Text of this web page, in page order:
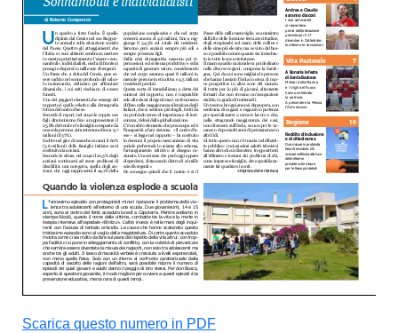
Scarica questo numero in PDF